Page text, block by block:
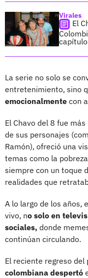
Virales
El
La serie no solo se
entretenimiento, sino
emocionalmente con
El Chavo del 8 fue
de sus personajes
Ramón), ofreció una
temas como la
siempre con un toque
realidades que
A lo largo de los años,
vivo, no solo en
sociales, donde
continúan circulando.
El reciente regreso del
colombiana despertó